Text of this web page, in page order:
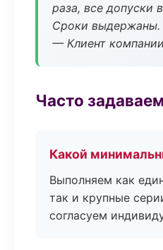
раза, все допуски
Сроки выдержаны.
— Клиент компании
Часто
Какой
Выполняем как
так и крупные
согласуем